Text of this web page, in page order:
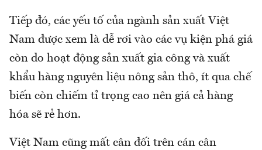
Tiếp đó, các yếu tố của ngành sản xuất Việt
Nam được xem là dễ rơi vào các vụ kiện phá giá
còn do hoạt động sản xuất gia công và xuất
khẩu hàng nguyên liệu nông sản thô, ít qua chế
biến còn chiếm tỉ trọng cao nên giá cả hàng
hóa sẽ rẻ hơn.
Việt Nam cũng mất cân đối trên cán cân